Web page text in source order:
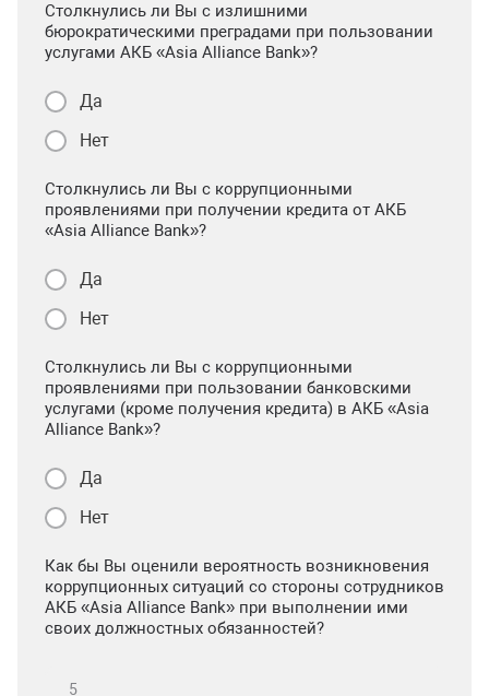
Столкнулись ли Вы с излишними
бюрократическими преградами при пользовании
услугами АКБ «Asia Alliance Bank»?
Да
Нет
Столкнулись ли Вы с коррупционными
проявлениями при получении кредита от АКБ
«Asia Alliance Bank»?
Да
Нет
Столкнулись ли Вы с коррупционными
проявлениями при пользовании банковскими
услугами (кроме получения кредита) в АКБ «Asia
Alliance Bank»?
Да
Нет
Как бы Вы оценили вероятность возникновения
коррупционных ситуаций со стороны сотрудников
АКБ «Asia Alliance Bank» при выполнении ими
своих должностных обязанностей?